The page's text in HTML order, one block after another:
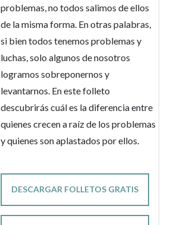
problemas, no todos salimos de ellos
de la misma forma. En otras palabras,
si bien todos tenemos problemas y
luchas, solo algunos de nosotros
logramos sobreponernos y
levantarnos. En este folleto
descubrirás cuál es la diferencia entre
quienes crecen a raíz de los problemas
y quienes son aplastados por ellos.
DESCARGAR FOLLETOS GRATIS